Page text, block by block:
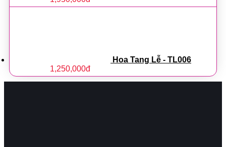
Hoa Tang Lễ - TL006
1,250,000đ